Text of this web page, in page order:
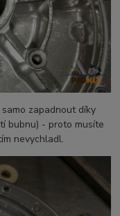
zapadnout díky
bubnu) - proto musíte
nevychladl.